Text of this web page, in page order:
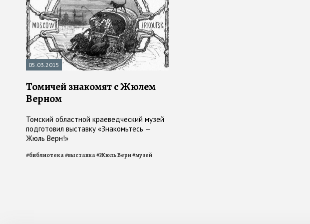
05.03.2015
Томичей знакомят с Жюлем
Верном
Томский областной краеведческий музей
подготовил выставку «Знакомьтесь —
Жюль Верн!»
#библиотека#выставка#Жюль Верн#музей